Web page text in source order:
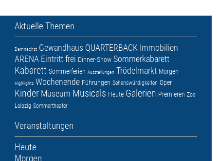
Aktuelle Themen
Demnächst Gewandhaus QUARTERBACK Immobilien
ARENA Eintritt frei Dinner-Show Sommerkabarett
Kabarett Sommerferien Ausstellungen Trödelmarkt Morgen
Highlights Wochenende Führungen Sehenswürdigkeiten Oper
Kinder Museum Musicals Heute Galerien Premieren Zoo
Leipzig Sommertheater
Veranstaltungen
Heute
Morgen